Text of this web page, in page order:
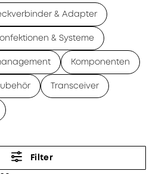
& Adapter
& Systeme
Komponenten
Transceiver
Filter